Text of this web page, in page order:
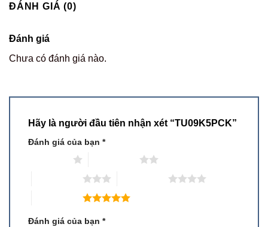
ĐÁNH GIÁ (0)
Đánh giá
Chưa có đánh giá nào.
Hãy là người đầu tiên nhận xét “TU09K5PCK”
Đánh giá của bạn *
Đánh giá của bạn *